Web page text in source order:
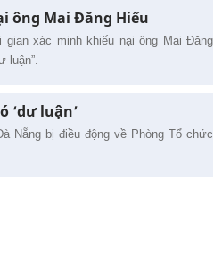
ông Mai Đăng Hiếu
xác minh khiếu nại ông Mai Đăng
luận”.
‘dư luận’
Nẵng bị điều động về Phòng Tổ chức